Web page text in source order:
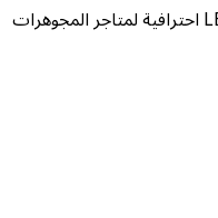
ميرالد شركة رائدة تقدّم حلول إضاءة LED احترافية لمتاجر المجوهرات